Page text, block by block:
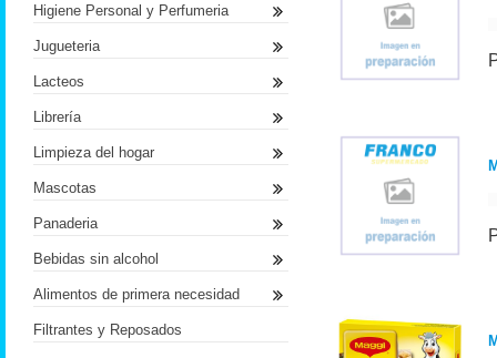
Higiene Personal y Perfumeria
Jugueteria
Lacteos
Librería
Limpieza del hogar
Mascotas
Panaderia
Bebidas sin alcohol
Alimentos de primera necesidad
Filtrantes y Reposados